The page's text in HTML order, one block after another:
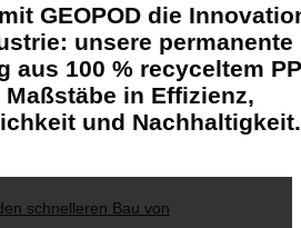
GEOPOD die
unsere permanente
aus 100 % recyceltem PP
Maßstäbe in Effizienz,
und Nachhaltigkeit.